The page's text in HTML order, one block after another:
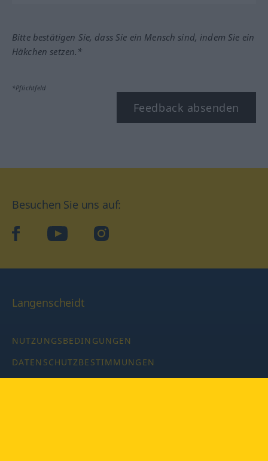
Bitte bestätigen Sie, dass Sie ein Mensch sind, indem Sie ein
Häkchen setzen.*
*Pflichtfeld
Feedback absenden
Besuchen Sie uns auf:
facebookYouTube Instagram
Langenscheidt
NUTZUNGSBEDINGUNGEN
DATENSCHUTZBESTIMMUNGEN